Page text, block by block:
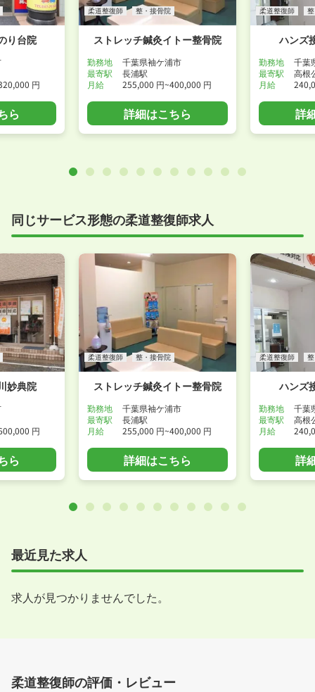
り台院
円
ら
柔道整復師 整・接骨院
ストレッチ鍼灸イトー整骨院
勤務地
千葉県袖ケ浦市
最寄駅
長浦駅
月給
255,000 円~400,000 円
詳細はこちら
柔道整復師
ハンズ
勤務地
千葉
最寄駅
高根
月給
詳
同じサービス形態の柔道整復師求人
妙典院
円
ら
柔道整復師 整・接骨院
ストレッチ鍼灸イトー整骨院
勤務地
千葉県袖ケ浦市
最寄駅
長浦駅
月給
255,000 円~400,000 円
詳細はこちら
柔道整復師
ハンズ
勤務地
千葉
最寄駅
高根
月給
詳
最近見た求人
求人が見つかりませんでした。
柔道整復師の評価・レビュー